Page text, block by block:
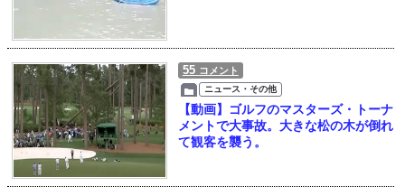
55 コメント
ニュース・その他
【動画】ゴルフのマスターズ・トーナ
メントで大事故。大きな松の木が倒れ
て観客を襲う。